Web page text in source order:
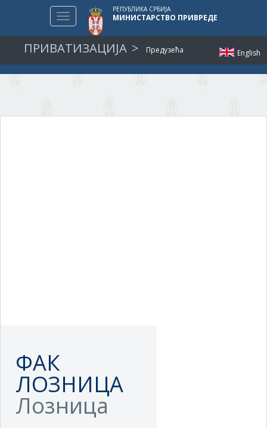
English
Toggle
navigation
РЕПУБЛИКА СРБИЈА
МИНИСТАРСТВО ПРИВРЕДЕ
ПРИВАТИЗАЦИЈА Предузећа
ФАК
ЛОЗНИЦА
Лозница